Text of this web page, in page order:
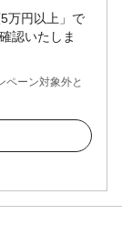
万円以上」で
認いたしま
ーン対象外と